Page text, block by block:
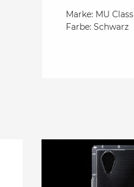
Marke: MU
Farbe: Schwarz